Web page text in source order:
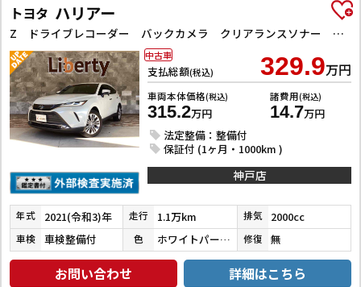
トヨタ ハリアー
Z ドライブレコーダー バックカメラ クリアランスソナー オートクルーズコントロール レーンアシスト パワーシート 衝突被害軽減システム ナビ TV オートマチックハイビーム オートライト
支払総額(税込) 329.9万円
車両本体価格(税込)
315.2万円
諸費用(税込)
14.7万円
法定整備：整備付
保証付 (1ヶ月・1000km )
中古車
神戸店
年式 2021(令和3)年 走行 1.1万km 排気 2000cc
車検 車検整備付 色 ホワイトパールクリスタルシャイン 修復 無
お問い合わせ 詳細はこちら